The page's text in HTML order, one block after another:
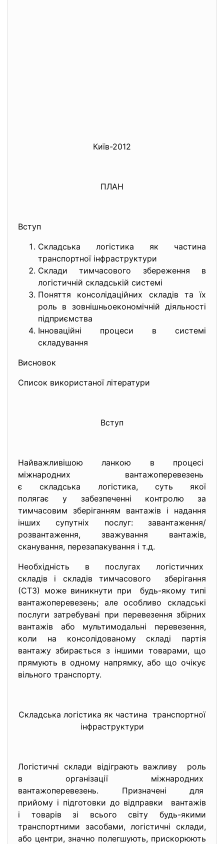
Київ-2012
ПЛАН
Вступ
Складська логістика як частина
транспортної інфраструктури
Склади тимчасового збереження в
логістичній складській системі
Поняття консолідаційних складів та їх
роль в зовнішньоекономічній діяльності
підприємства
Інноваційні процеси в системі
складування
Висновок
Список використаної літератури
Вступ
Найважливішою ланкою в процесі
міжнародних вантажоперевезень
є складська логістика, суть якої
полягає у забезпеченні контролю за
тимчасовим зберіганням вантажів і надання
інших супутніх послуг: завантаження/
розвантаження, зважування вантажів,
сканування, перезапакування і т.д.
Необхідність в послугах логістичних
складів і складів тимчасового зберігання
(СТЗ) може виникнути при будь-якому типі
вантажоперевезень; але особливо складські
послуги затребувані при перевезення збірних
вантажів або мультимодальні перевезення,
коли на консолідованому складі партія
вантажу збирається з іншими товарами, що
прямують в одному напрямку, або що очікує
вільного транспорту.
Складська логістика як частина транспортної
інфраструктури
Логістичні склади відіграють важливу роль
в організації міжнародних
вантажоперевезень. Призначені для
прийому і підготовки до відправки вантажів
і товарів зі всього світу будь-якими
транспортними засобами, логістичні склади,
або центри, значно полегшують, прискорюють